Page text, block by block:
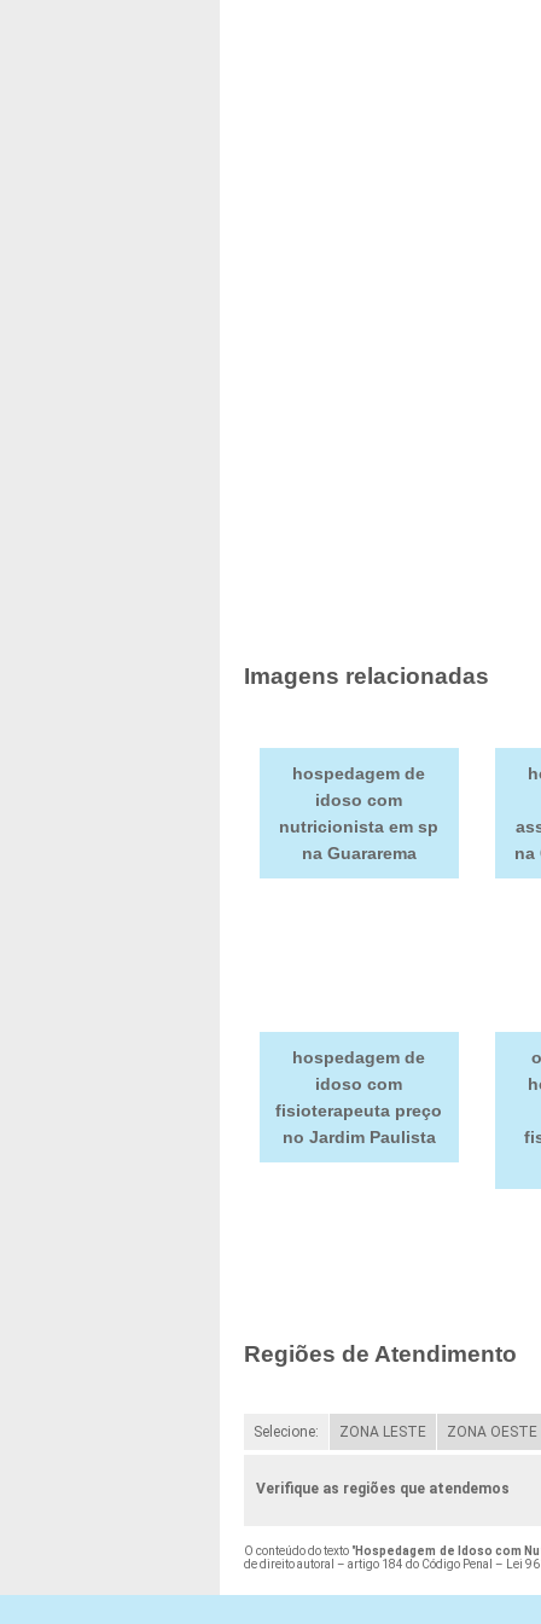
Imagens relacionadas
hospedagem de
idoso com
nutricionista em sp
na Guararema
na
hospedagem de
idoso com
fisioterapeuta preço
no Jardim Paulista
Regiões de Atendimento
Selecione: ZONA LESTE ZONA OESTE
Verifique as regiões que atendemos
O conteúdo do texto "Hospedagem de Idoso com
de direito autoral – artigo 184 do Código Penal –
Lei